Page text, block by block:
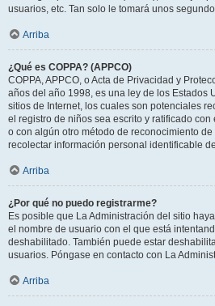
usuarios, etc. Tan solo le tomará unos
Arriba
¿Qué es COPPA? (APPCO)
COPPA, APPCO, o Acta de Privacidad y
años del año 1998, es una ley de los Estados
sitios de Internet, los cuales son potenciales
el registro de niños sea escrito y ratificado
o con algún otro método de reconocimiento
recolectar información personal identificable
Arriba
¿Por qué no puedo registrarme?
Es posible que La Administración del sitio
el nombre de usuario con el que está
deshabilitado. También puede estar
usuarios. Póngase en contacto con La
Arriba